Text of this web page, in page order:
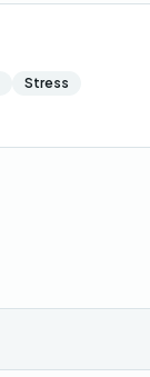
Stress